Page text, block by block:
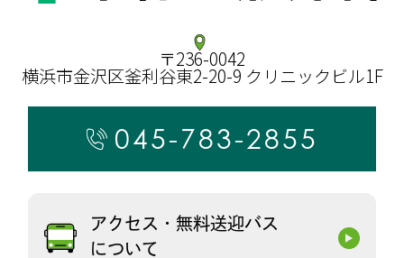
〒236-0042
横浜市金沢区釜利谷東2-20-9 クリニックビル1F
045-783-2855
アクセス・無料送迎バス
について